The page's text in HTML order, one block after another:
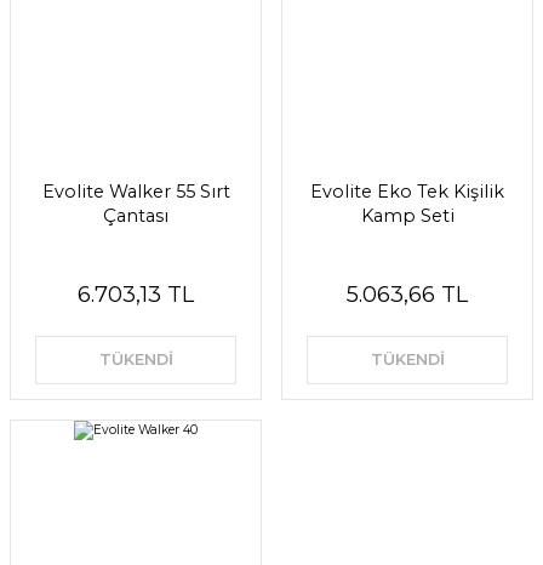
Evolite Walker 55 Sırt
Çantası
6.703,13 TL
TÜKENDİ
Evolite Eko Tek Kişilik
Kamp Seti
5.063,66 TL
TÜKENDİ